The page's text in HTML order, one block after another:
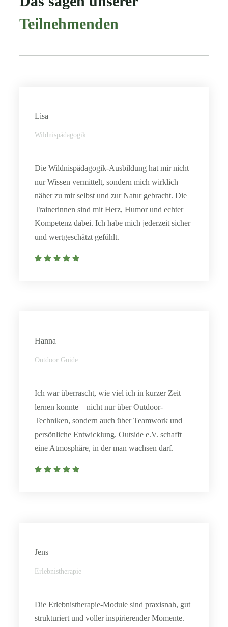
Teilnehmenden
Lisa
Wildnispädagogik
Die Wildnispädagogik-Ausbildung hat mir nicht
nur Wissen vermittelt, sondern mich wirklich
näher zu mir selbst und zur Natur gebracht. Die
Trainerinnen sind mit Herz, Humor und echter
Kompetenz dabei. Ich habe mich jederzeit sicher
und wertgeschätzt gefühlt.
Hanna
Outdoor Guide
Ich war überrascht, wie viel ich in kurzer Zeit
lernen konnte – nicht nur über Outdoor-
Techniken, sondern auch über Teamwork und
persönliche Entwicklung. Outside e.V. schafft
eine Atmosphäre, in der man wachsen darf.
Jens
Erlebnistherapie
Die Erlebnistherapie-Module sind praxisnah, gut
strukturiert und voller inspirierender Momente.